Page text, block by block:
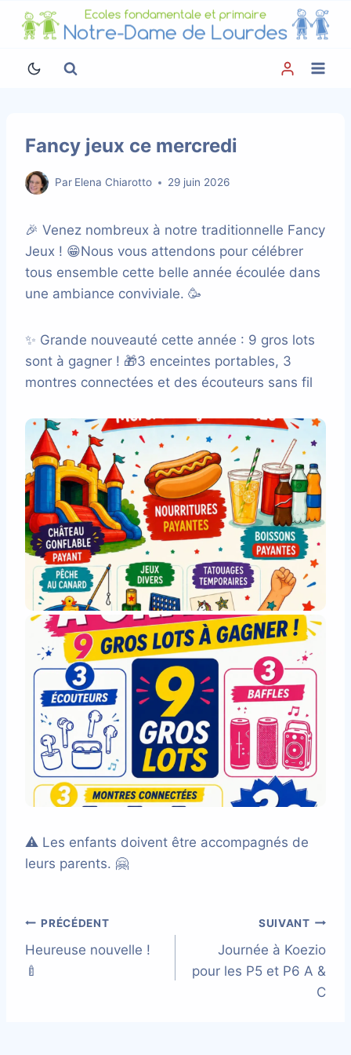
Aller
Fancy jeux ce mercredi
Par Elena Chiarotto 29 juin 2026
🎉 Venez nombreux à notre traditionnelle Fancy
Jeux ! 😁Nous vous attendons pour célébrer
tous ensemble cette belle année écoulée dans
une ambiance conviviale. 🥳
✨ Grande nouveauté cette année : 9 gros lots
sont à gagner ! 🎁3 enceintes portables, 3
montres connectées et des écouteurs sans fil
⚠️ Les enfants doivent être accompagnés de
leurs parents. 🤗
Navigation
de
PRÉCÉDENT
Heureuse nouvelle !
🍼
SUIVANT
Journée à Koezio
pour les P5 et P6 A &
C